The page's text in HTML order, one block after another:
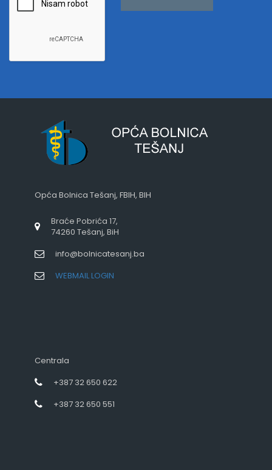
Opća Bolnica Tešanj, FBIH, BIH
Braće Pobrića 17,
74260 Tešanj, BiH
info@bolnicatesanj.ba
WEBMAIL LOGIN
Centrala
+387 32 650 622
+387 32 650 551